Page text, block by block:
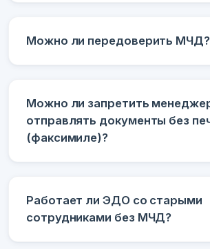
Можно ли передоверить МЧД?
Можно ли запретить
отправлять документы без
(факсимиле)?
Работает ли ЭДО со старыми
сотрудниками без МЧД?